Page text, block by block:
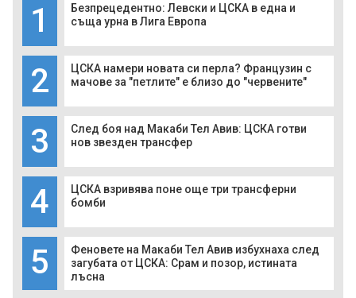
1
Безпрецедентно: Левски и ЦСКА в една и
съща урна в Лига Европа
2
ЦСКА намери новата си перла? Французин с
мачове за "петлите" е близо до "червените"
3
След боя над Макаби Тел Авив: ЦСКА готви
нов звезден трансфер
4
ЦСКА взривява поне още три трансферни
бомби
5
Феновете на Макаби Тел Авив избухнаха след
загубата от ЦСКА: Срам и позор, истината
лъсна